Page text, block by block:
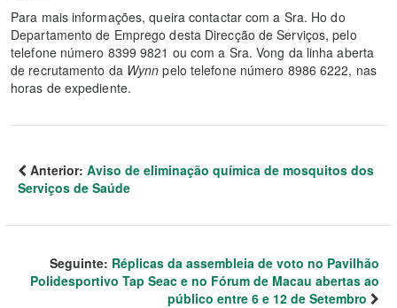
Para mais informações, queira contactar com a Sra. Ho do
Departamento de Emprego desta Direcção de Serviços, pelo
telefone número 8399 9821 ou com a Sra. Vong da linha aberta
de recrutamento da Wynn pelo telefone número 8986 6222, nas
horas de expediente.
Anterior: Aviso de eliminação química de mosquitos dos
Serviços de Saúde
Seguinte: Réplicas da assembleia de voto no Pavilhão
Polidesportivo Tap Seac e no Fórum de Macau abertas ao
público entre 6 e 12 de Setembro